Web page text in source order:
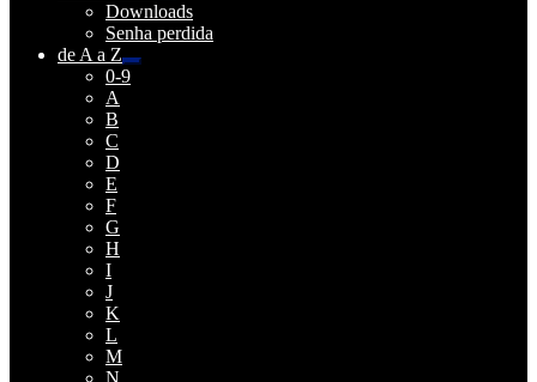
Expandir
menu
descendente
Downloads
Senha perdida
de A a Z
Expandir
0-9
A
B
C
D
E
F
G
H
I
J
K
L
M
N